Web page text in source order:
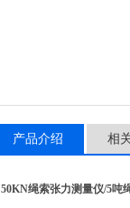
产品介绍 相
50KN绳索张力测量仪/5吨